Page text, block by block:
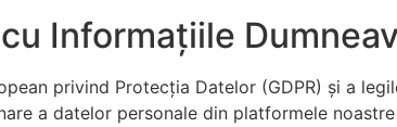
Informațiile
privind Protecția Datelor (GDPR) și a
a datelor personale din platformele